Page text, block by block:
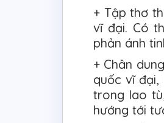
+ Tập thơ
vĩ đại. Có
phản ánh
+ Chân
quốc vĩ
trong lao
hướng tới